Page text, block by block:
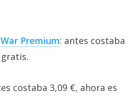
Premium: antes costaba
costaba 3,09 €, ahora es